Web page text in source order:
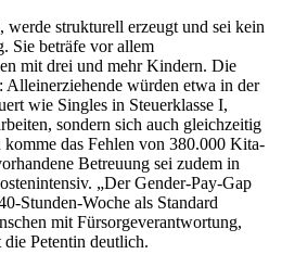
werde strukturell erzeugt und sei kein
Sie beträfe vor allem
mit drei und mehr Kindern. Die
Alleinerziehende würden etwa in der
wie Singles in Steuerklasse I,
sondern sich auch gleichzeitig
das Fehlen von 380.000 Kita-
Betreuung sei zudem in
„Der Gender-Pay-Gap
Stunden-Woche als Standard
mit Fürsorgeverantwortung,
die Petentin deutlich.